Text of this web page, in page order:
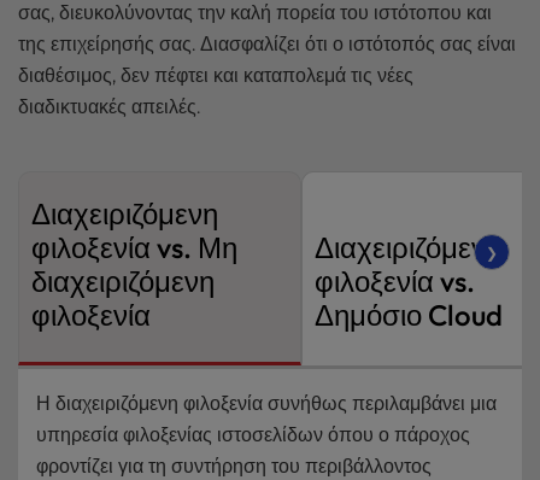
σας, διευκολύνοντας την καλή πορεία του ιστότοπου και
της επιχείρησής σας. Διασφαλίζει ότι ο ιστότοπός σας είναι
διαθέσιμος, δεν πέφτει και καταπολεμά τις νέες
διαδικτυακές απειλές.
Διαχειριζόμενη
φιλοξενία vs. Μη
διαχειριζόμενη
φιλοξενία
Διαχειριζόμενη
φιλοξενία vs.
Δημόσιο Cloud
❯
Η διαχειριζόμενη φιλοξενία συνήθως περιλαμβάνει μια
υπηρεσία φιλοξενίας ιστοσελίδων όπου ο πάροχος
φροντίζει για τη συντήρηση του περιβάλλοντος